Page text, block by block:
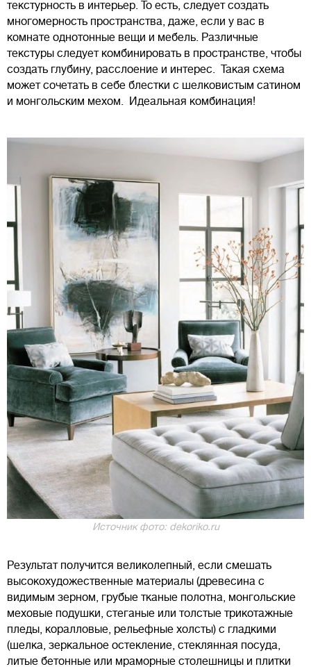
текстурность в интерьер. То есть, следует создать
многомерность пространства, даже, если у вас в
комнате однотонные вещи и мебель. Различные
текстуры следует комбинировать в пространстве, чтобы
создать глубину, расслоение и интерес. Такая схема
может сочетать в себе блестки с шелковистым сатином
и монгольским мехом. Идеальная комбинация!
Источник фото: dekoriko.ru
Результат получится великолепный, если смешать
высокохудожественные материалы (древесина с
видимым зерном, грубые тканые полотна, монгольские
меховые подушки, стеганые или толстые трикотажные
пледы, коралловые, рельефные холсты) с гладкими
(шелка, зеркальное остекление, стеклянная посуда,
литые бетонные или мраморные столешницы и плитки